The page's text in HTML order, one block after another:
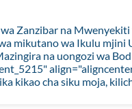
Zanzibar na Mwenyekiti
mikutano wa Ikulu mjini
na uongozi wa
kikao cha siku moja,